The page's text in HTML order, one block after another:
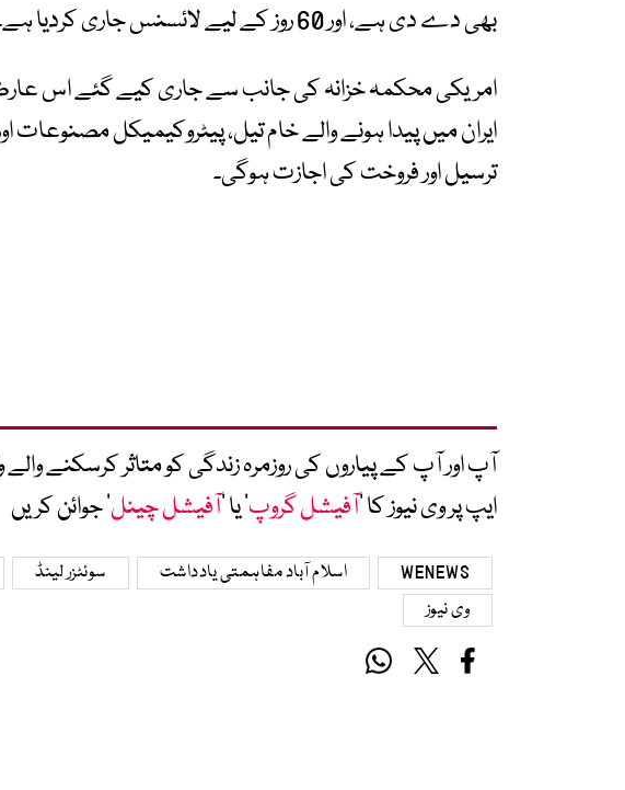
بھی دے دی ہے، اور 60 روز کے لیے لائسنس جاری کردیا ہے۔
ایران میں پیدا ہونے والے خام تیل، پیٹروکیمیکل مصنوعات
ترسیل اور فروخت کی اجازت ہوگی۔
آپ اور آپ کے پیاروں کی روزمرہ زندگی کو متاثر کرسکنے
ایپ پر وی نیوز کا ’آفیشل گروپ‘ یا ’آفیشل چینل‘ جوائن کریں
WENEWS اسلام آباد مفاہمتی یادداشت سوئٹزر لینڈ
وی نیوز